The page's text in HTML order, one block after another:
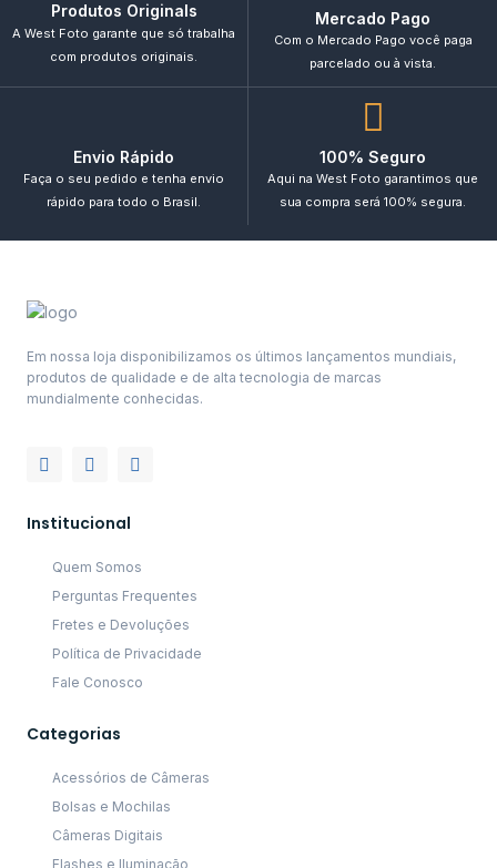
Produtos Originals
A West Foto garante que só trabalha
com produtos originais.
Mercado Pago
Com o Mercado Pago você paga
parcelado ou à vista.
Envio Rápido
Faça o seu pedido e tenha envio
rápido para todo o Brasil.
100% Seguro
Aqui na West Foto garantimos que
sua compra será 100% segura.
Em nossa loja disponibilizamos os últimos lançamentos mundiais,
produtos de qualidade e de alta tecnologia de marcas
mundialmente conhecidas.
Institucional
Quem Somos
Perguntas Frequentes
Fretes e Devoluções
Política de Privacidade
Fale Conosco
Categorias
Acessórios de Câmeras
Bolsas e Mochilas
Câmeras Digitais
Flashes e Iluminação